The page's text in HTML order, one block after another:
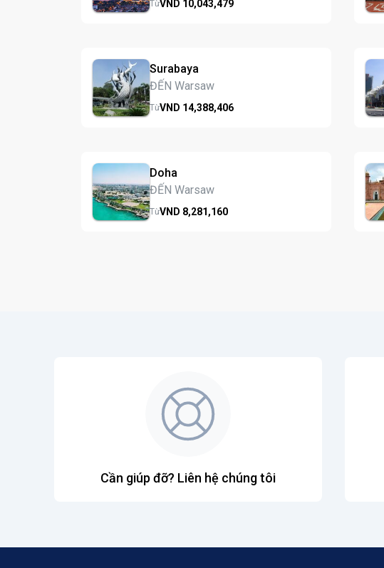
TừVND 10,043,479
Surabaya
ĐẾN Warsaw
TừVND 14,388,406
Doha
ĐẾN Warsaw
TừVND 8,281,160
Cần giúp đỡ? Liên hệ chúng tôi